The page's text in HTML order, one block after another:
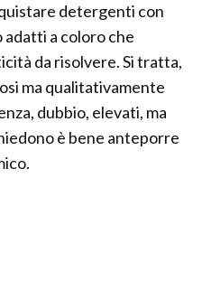
detergenti con
a coloro che
da risolvere. Si tratta,
ma qualitativamente
dubbio, elevati, ma
è bene anteporre